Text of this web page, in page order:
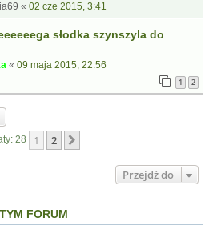
« 02 cze 2015, 3:41
słodka szynszyla do
« 09 maja 2015, 22:56
1 2
28 1 2
Przejdź do
FORUM